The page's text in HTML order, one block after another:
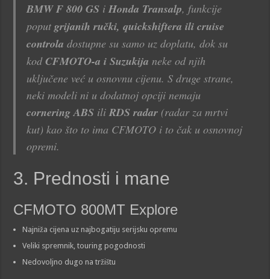
BMW F 800 GS iHonda Transalp, funkcije
poputgrijanih ručki, quickshiftera ili cruise
controla dostupne su samo uz doplatu, dok su
kodCFMOTO-a i Suzukija neke od njih
uključene već u osnovnu cijenu. S druge strane,
neki modeli ni u dodatnoj opciji nemaju
cornering ABS iliRDS radar (radar za mrtvi
kut) kao što to ima CFMOTO i to čak u osnovnoj
opremi.
3. Prednosti i mane
CFMOTO 800MT Explore
Najniža cijena uz najbogatiju serijsku opremu
Veliki spremnik, touring pogodnosti
Nedovoljno dugo na tržištu